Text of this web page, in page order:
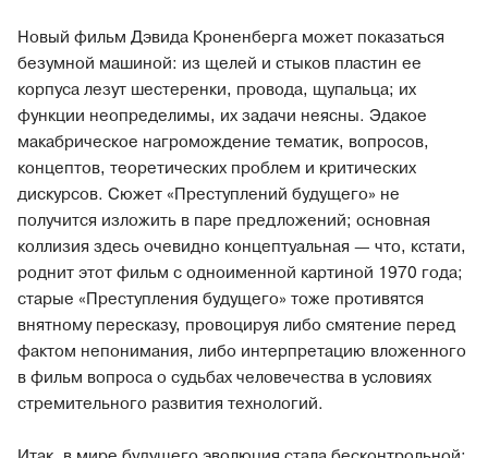
Новый фильм Дэвида Кроненберга может показаться
безумной машиной: из щелей и стыков пластин ее
корпуса лезут шестеренки, провода, щупальца; их
функции неопределимы, их задачи неясны. Эдакое
макабрическое нагромождение тематик, вопросов,
концептов, теоретических проблем и критических
дискурсов. Сюжет «Преступлений будущего» не
получится изложить в паре предложений; основная
коллизия здесь очевидно концептуальная — что, кстати,
роднит этот фильм с одноименной картиной 1970 года;
старые «Преступления будущего» тоже противятся
внятному пересказу, провоцируя либо смятение перед
фактом непонимания, либо интерпретацию вложенного
в фильм вопроса о судьбах человечества в условиях
стремительного развития технологий.